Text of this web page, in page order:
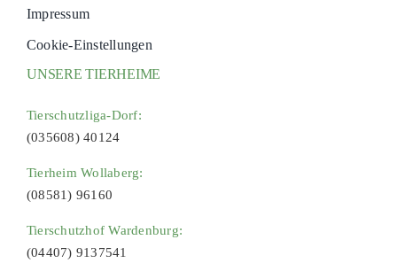
Impressum
Cookie-Einstellungen
UNSERE TIERHEIME
Tierschutzliga-Dorf:
(035608) 40124
Tierheim Wollaberg:
(08581) 96160
Tierschutzhof Wardenburg:
(04407) 9137541